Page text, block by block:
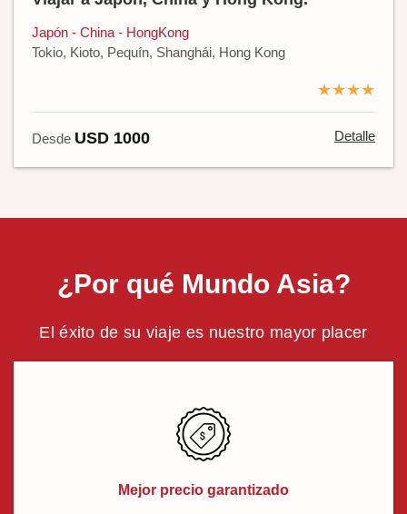
Japón - China - HongKong
Tokio, Kioto, Pequín, Shanghái, Hong Kong
★★★★
Desde USD 1000 Detalle
¿Por qué Mundo Asia?
El éxito de su viaje es nuestro mayor placer
Mejor precio garantizado